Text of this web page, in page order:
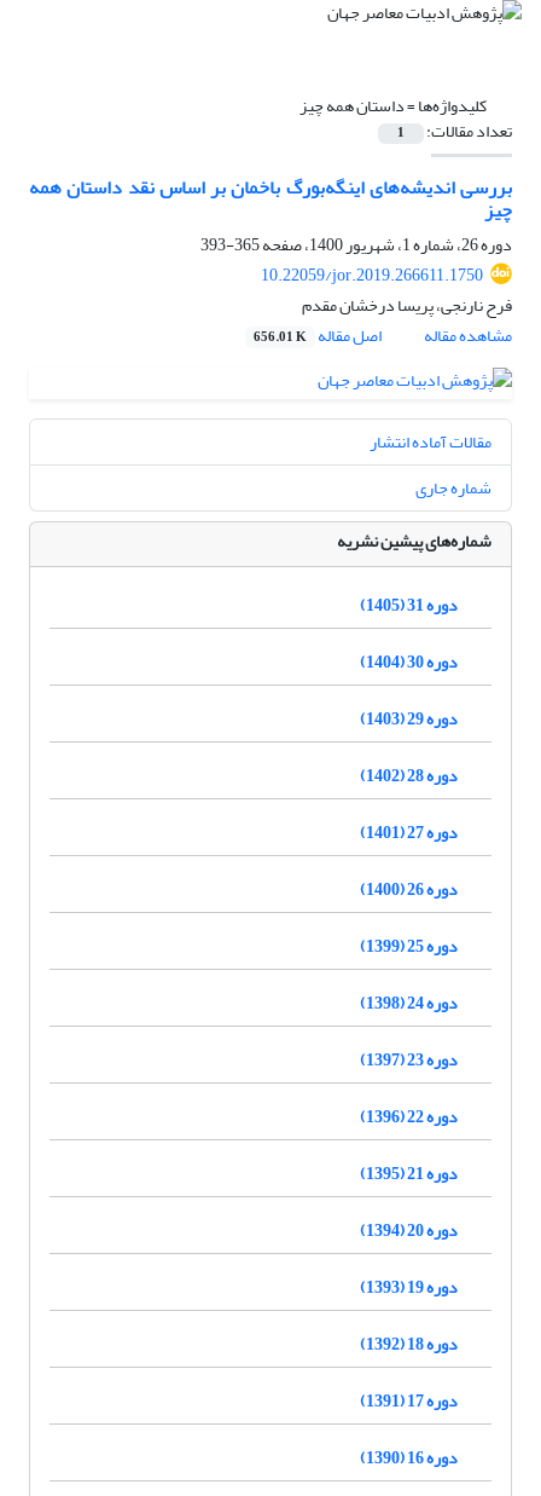
کلیدواژه‌ها =داستان همه چیز
تعداد مقالات: 1
بررسی اندیشه‌های اینگه‌بورگ باخمان بر اساس نقد داستان همه
چیز
دوره 26، شماره 1، شهریور 1400، صفحه
365-393
10.22059/jor.2019.266611.1750
فرح نارنجی، پریسا درخشان مقدم
مشاهده مقاله
اصل مقاله 656.01 K
مقالات آماده انتشار
شماره جاری
شماره‌های پیشین نشریه
دوره 31 (1405)
دوره 30 (1404)
دوره 29 (1403)
دوره 28 (1402)
دوره 27 (1401)
دوره 26 (1400)
دوره 25 (1399)
دوره 24 (1398)
دوره 23 (1397)
دوره 22 (1396)
دوره 21 (1395)
دوره 20 (1394)
دوره 19 (1393)
دوره 18 (1392)
دوره 17 (1391)
دوره 16 (1390)